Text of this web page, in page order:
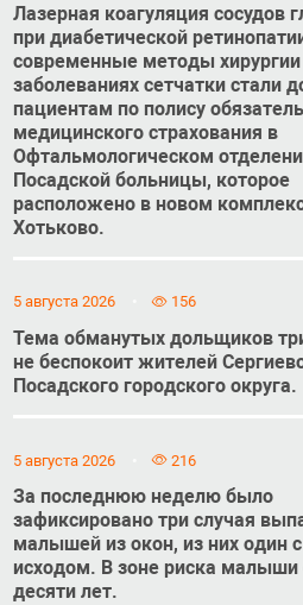
Лазерная коагуляция сосудов
при диабетической
современные методы
заболеваниях сетчатки стали
пациентам по полису
медицинского страхования в
Офтальмологическом
Посадской больницы, которое
расположено в новом
Хотьково.
5 августа 2026 156
Тема обманутых дольщиков
не беспокоит жителей
Посадского городского округа.
5 августа 2026 216
За последнюю неделю было
зафиксировано три случая
малышей из окон, из них один
исходом. В зоне риска малыши
десяти лет.